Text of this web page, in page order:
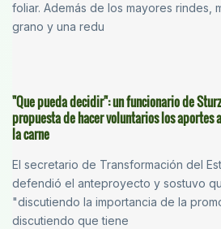
foliar. Además de los mayores rindes,
grano y una redu
"Que pueda decidir": un funcionario de
propuesta de hacer voluntarios los aportes
la carne
El secretario de Transformación del
defendió el anteproyecto y sostuvo
"discutiendo la importancia de la
discutiendo que tiene